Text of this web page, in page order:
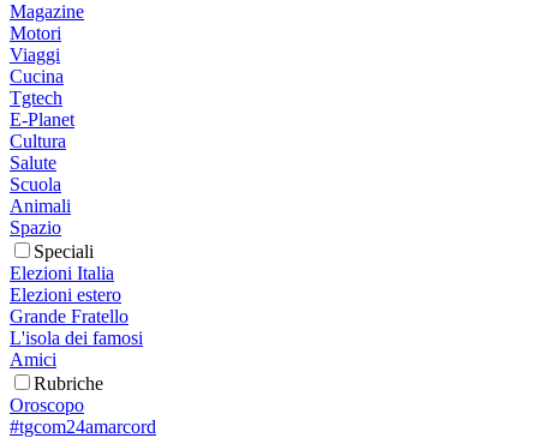
Magazine
Motori
Viaggi
Cucina
Tgtech
E-Planet
Cultura
Salute
Scuola
Animali
Spazio
Speciali
Elezioni Italia
Elezioni estero
Grande Fratello
L'isola dei famosi
Amici
Rubriche
Oroscopo
#tgcom24amarcord